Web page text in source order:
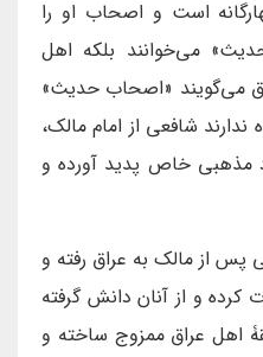
است و اصحاب او را
مى‌خوانند بلكه اهل
مى‌گويند «اصحاب حديث»
شافعى از امام مالك،
مذهبى خاص پديد آورده و
از مالك به عراق رفته و
كرده و از آنان دانش گرفته
اهل عراق ممزوج ساخته و